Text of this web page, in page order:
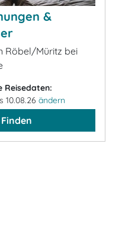
&
Röbel/Müritz bei
Reisedaten:
10.08.26 ändern
Finden